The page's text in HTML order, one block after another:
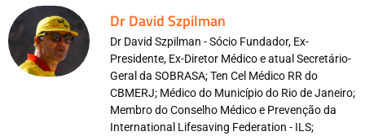
Dr David Szpilman
Dr David Szpilman - Sócio Fundador, Ex-
Presidente, Ex-Diretor Médico e atual Secretário-
Geral da SOBRASA; Ten Cel Médico RR do
CBMERJ; Médico do Município do Rio de Janeiro;
Membro do Conselho Médico e Prevenção da
International Lifesaving Federation - ILS;